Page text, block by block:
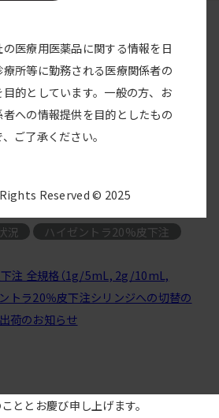
20％皮下注シリン
せ
況 ハイゼントラ20%皮下注
注 全規格（1g/5mL, 2g/10mL,
トラ20％皮下注シリンジへの切替の
荷のお知らせ
ととお慶び申し上げます。
医療用医薬品に関する情報を日
所等に勤務される医療関係者の
的としています。一般の方、お
への情報提供を目的としたもの
ご了承ください。
Reserved © 2025